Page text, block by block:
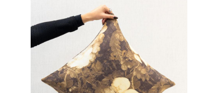
Raya
Rombos